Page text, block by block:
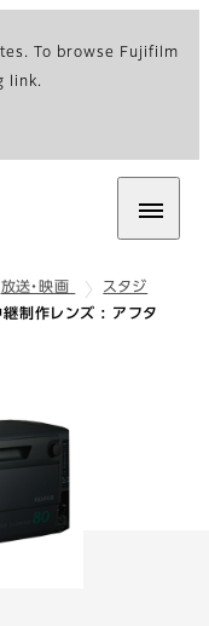
To browse Fujifilm
link.
放送・映画
スタジ
継制作レンズ : アフタ